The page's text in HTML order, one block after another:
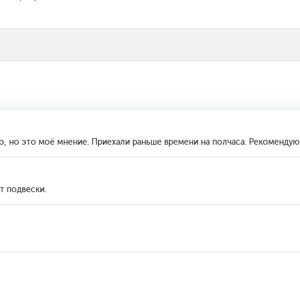
но это моё мнение. Приехали раньше времени на полчаса. Рекомендую
подвески.